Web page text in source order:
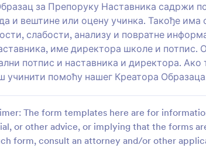
за Препоруку Наставника садржи
и вештине или оцену учинка. Такође
слабости, анализу и повратне
име директора школе и потпис.
потпис и наставника и директора.
учинити помоћу нашег Креатора
The form templates here are for
or other advice, or implying that the forms
form, consult an attorney and/or other
Твоји клијенти могу
да сазнају процењену
услуге користећи
за услугу.
Go to Category:
Обрасци за
9
9
Обрасци за запошљавање 18
13
13